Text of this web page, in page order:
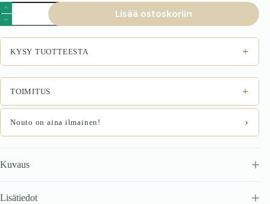
Vaatepuu
NOVA,
musta
määrä
Lisää ostoskoriin
KYSY TUOTTEESTA +
TOIMITUS +
Nouto on aina ilmainen! ›
Kuvaus
Lisätiedot